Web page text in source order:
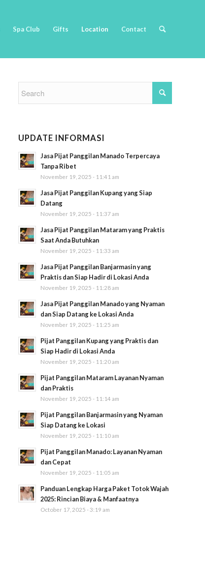
Spa Club Gifts Location Contact
UPDATE INFORMASI
Jasa Pijat Panggilan Manado Terpercaya
Tanpa Ribet
November 19, 2025 - 11:41 am
Jasa Pijat Panggilan Kupang yang Siap
Datang
November 19, 2025 - 11:37 am
Jasa Pijat Panggilan Mataram yang Praktis
Saat Anda Butuhkan
November 19, 2025 - 11:33 am
Jasa Pijat Panggilan Banjarmasin yang
Praktis dan Siap Hadir di Lokasi Anda
November 19, 2025 - 11:28 am
Jasa Pijat Panggilan Manado yang Nyaman
dan Siap Datang ke Lokasi Anda
November 19, 2025 - 11:25 am
Pijat Panggilan Kupang yang Praktis dan
Siap Hadir di Lokasi Anda
November 19, 2025 - 11:20 am
Pijat Panggilan Mataram Layanan Nyaman
dan Praktis
November 19, 2025 - 11:14 am
Pijat Panggilan Banjarmasin yang Nyaman
Siap Datang ke Lokasi
November 19, 2025 - 11:10 am
Pijat Panggilan Manado: Layanan Nyaman
dan Cepat
November 19, 2025 - 11:05 am
Panduan Lengkap Harga Paket Totok Wajah
2025: Rincian Biaya & Manfaatnya
October 17, 2025 - 3:19 am